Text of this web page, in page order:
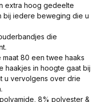
extra hoog gedeelte
bij iedere beweging die u
die
80 een twee haaks
haakjes in hoogte gaat bij
u vervolgens over drie
8% polyester &